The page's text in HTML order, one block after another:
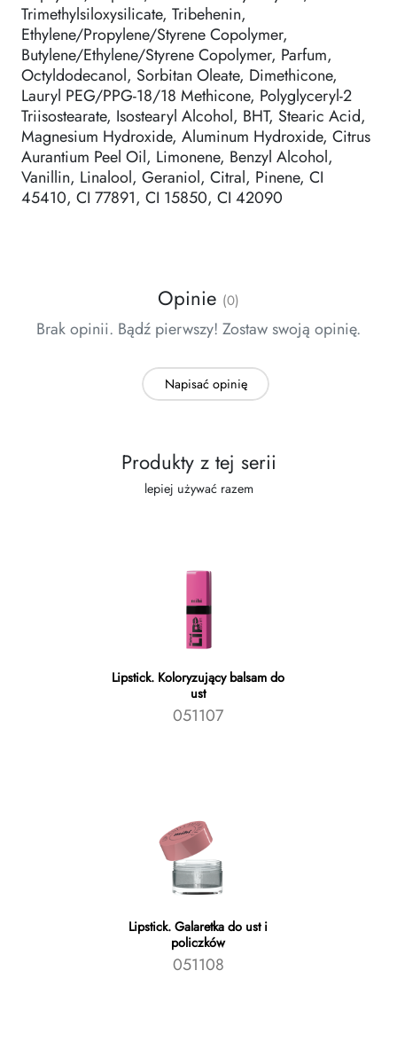
Trimethylsiloxysilicate, Tribehenin,
Ethylene/Propylene/Styrene Copolymer,
Butylene/Ethylene/Styrene Copolymer, Parfum,
Octyldodecanol, Sorbitan Oleate, Dimethicone,
Lauryl PEG/PPG-18/18 Methicone, Polyglyceryl-2
Triisostearate, Isostearyl Alcohol, BHT, Stearic Acid,
Magnesium Hydroxide, Aluminum Hydroxide, Citrus
Aurantium Peel Oil, Limonene, Benzyl Alcohol,
Vanillin, Linalool, Geraniol, Citral, Pinene, CI
45410, CI 77891, CI 15850, CI 42090
Opinie (0)
Brak opinii. Bądź pierwszy! Zostaw swoją opinię.
Napisać opinię
Produkty z tej serii
lepiej używać razem
Lipstick. Koloryzujący balsam do
ust
051107
Lipstick. Galaretka do ust i
policzków
051108